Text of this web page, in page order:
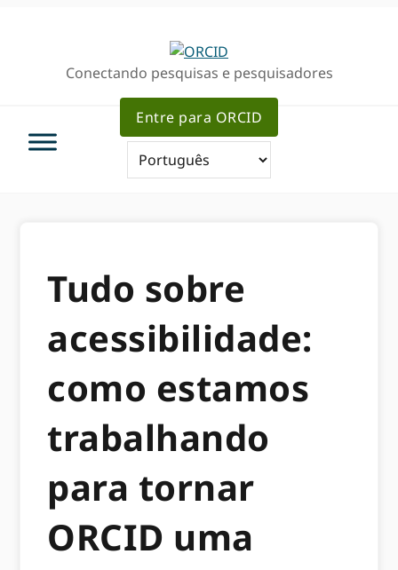
navegaçãoConectando pesquisas e pesquisadores
Entre para ORCID
Tudo sobre
acessibilidade:
como estamos
trabalhando
para tornar
ORCID uma